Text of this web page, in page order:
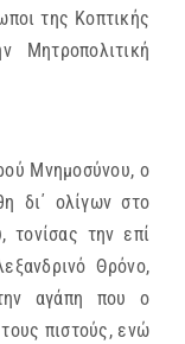
της Κοπτικής
Μητροπολιτική
ο
δι΄ ολίγων στο
τονίσας την επί
Θρόνο,
αγάπη που ο
πιστούς, ενώ